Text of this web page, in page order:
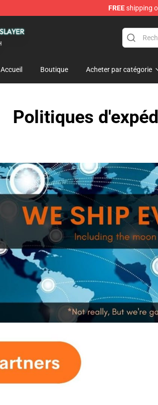
FREEshipping
Accueil Boutique Acheter par catégorie
Politiques